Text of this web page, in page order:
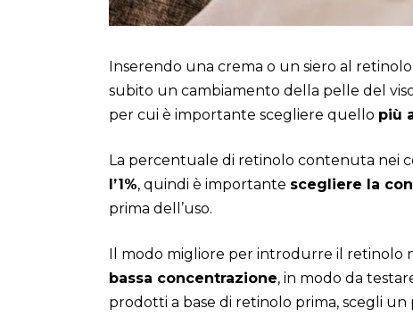
Inserendo una crema o un siero al
subito un cambiamento della pelle del
per cui è importante scegliere quello più
La percentuale di retinolo contenuta nei
l’1%, quindi è importante scegliere la
prima dell’uso.
Il modo migliore per introdurre il retinolo
bassa concentrazione, in modo da
prodotti a base di retinolo prima, scegli